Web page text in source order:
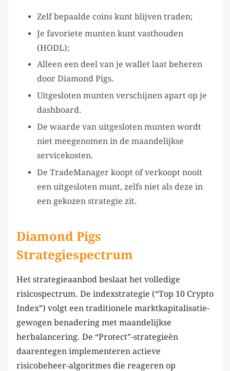
Zelf bepaalde coins kunt blijven traden;
Je favoriete munten kunt vasthouden
(HODL);
Alleen een deel van je wallet laat beheren
door Diamond Pigs.
Uitgesloten munten verschijnen apart op je
dashboard.
De waarde van uitgesloten munten wordt
niet meegenomen in de maandelijkse
servicekosten.
De TradeManager koopt of verkoopt nooit
een uitgesloten munt, zelfs niet als deze in
een gekozen strategie zit.
Diamond Pigs
Strategiespectrum
Het strategieaanbod beslaat het volledige
risicospectrum. De indexstrategie (“Top 10 Crypto
Index”) volgt een traditionele marktkapitalisatie-
gewogen benadering met maandelijkse
herbalancering. De “Protect”-strategieën
daarentegen implementeren actieve
risicobeheer-algoritmes die reageren op